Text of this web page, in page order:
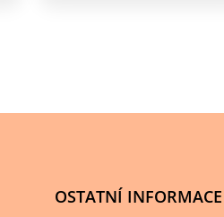
OSTATNÍ INFORMACE